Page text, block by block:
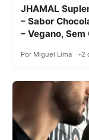
JHAMAL
– Sabor
– Vegano, Sem
Por Miguel Lima 2